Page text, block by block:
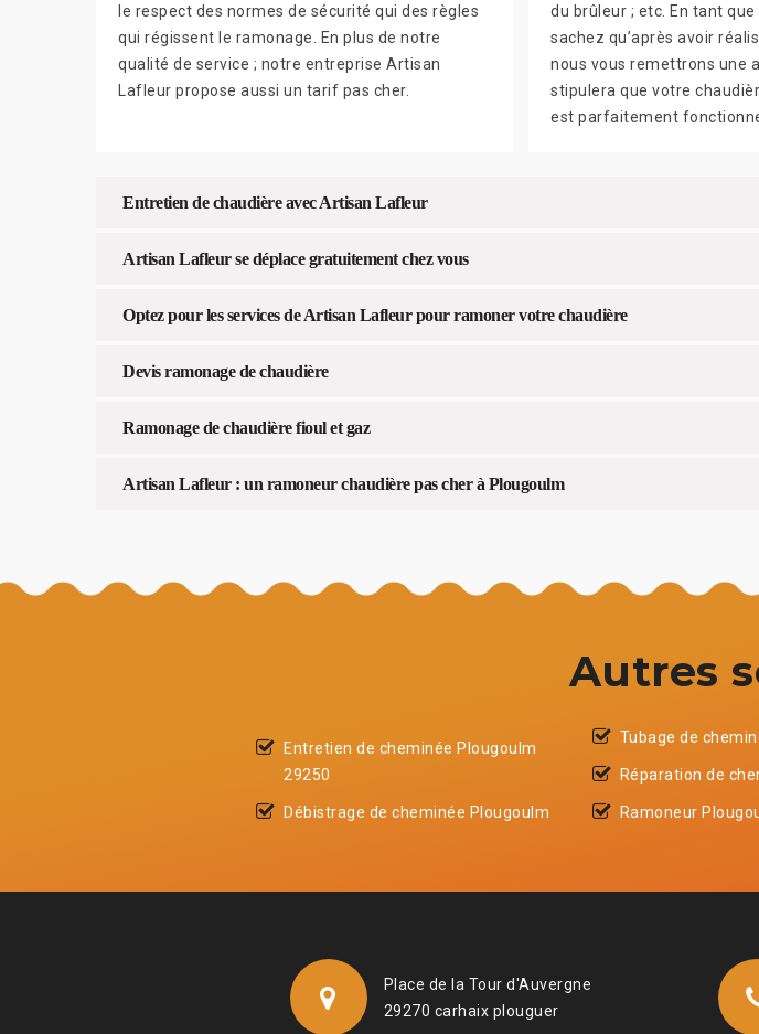
le respect des normes de sécurité qui des règles
qui régissent le ramonage. En plus de notre
qualité de service ; notre entreprise Artisan
Lafleur propose aussi un tarif pas cher.
du brûleur ; etc. En tant
sachez qu’après avoir
nous vous remettrons une
stipulera que votre
est parfaitement
Entretien de chaudière avec Artisan Lafleur
Artisan Lafleur se déplace gratuitement chez vous
Optez pour les services de Artisan Lafleur pour ramoner votre chaudière
Devis ramonage de chaudière
Ramonage de chaudière fioul et gaz
Artisan Lafleur : un ramoneur chaudière pas cher à Plougoulm
Autres
Entretien de cheminée Plougoulm
29250
Débistrage de cheminée Plougoulm
Tubage de
Réparation de
Ramoneur
Place de la Tour d'Auvergne
29270 carhaix plouguer